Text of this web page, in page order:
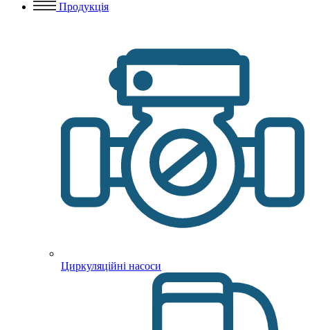
Продукція
Циркуляційні насоси